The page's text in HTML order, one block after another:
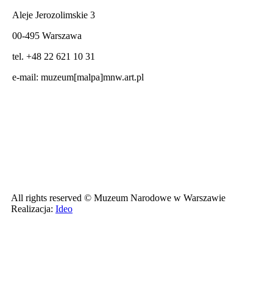
Aleje Jerozolimskie 3
00-495 Warszawa
tel. +48 22 621 10 31
e-mail: muzeum[malpa]mnw.art.pl
All rights reserved © Muzeum Narodowe w Warszawie
Realizacja: Ideo